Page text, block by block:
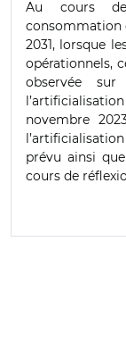
Au cours
consommation
2031, lorsque
opérationnels,
observée
novembre
prévu ainsi
cours de